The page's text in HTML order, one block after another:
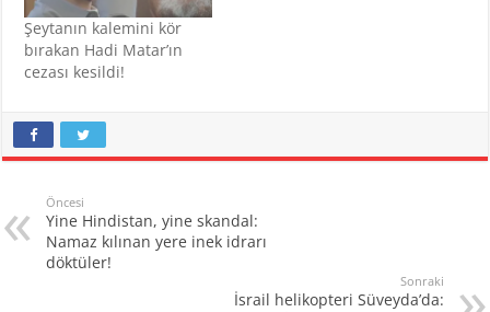
Şeytanın kalemini kör
bırakan Hadi Matar’ın
cezası kesildi!
Öncesi
Yine Hindistan, yine skandal:
Namaz kılınan yere inek idrarı
döktüler!
Sonraki
İsrail helikopteri Süveyda’da: